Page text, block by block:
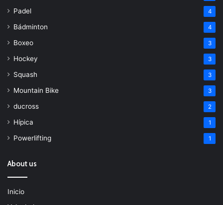
Padel 4
Bádminton 4
Boxeo 3
Hockey 3
Squash 3
Mountain Bike 3
ducross 2
Hípica 1
Powerlifting 1
About us
Inicio